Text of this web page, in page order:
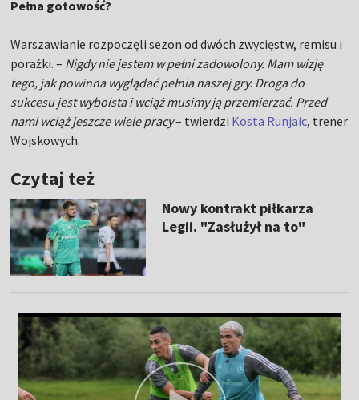
Pełna gotowość?
Warszawianie rozpoczęli sezon od dwóch zwycięstw, remisu i
porażki. – Nigdy nie jestem w pełni zadowolony. Mam wizję
tego, jak powinna wyglądać pełnia naszej gry. Droga do
sukcesu jest wyboista i wciąż musimy ją przemierzać. Przed
nami wciąż jeszcze wiele pracy– twierdzi Kosta Runjaic, trener
Wojskowych.
Czytaj też
Nowy kontrakt piłkarza
Legii. "Zasłużył na to"